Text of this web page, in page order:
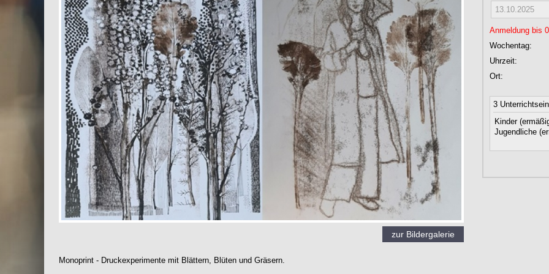
zur Bildergalerie
Monoprint - Druckexperimente mit Blättern, Blüten und Gräsern.
13.10.2025
Anmeldung bis
Wochentag:
Uhrzeit:
Ort:
3
Kinder
Jugendliche